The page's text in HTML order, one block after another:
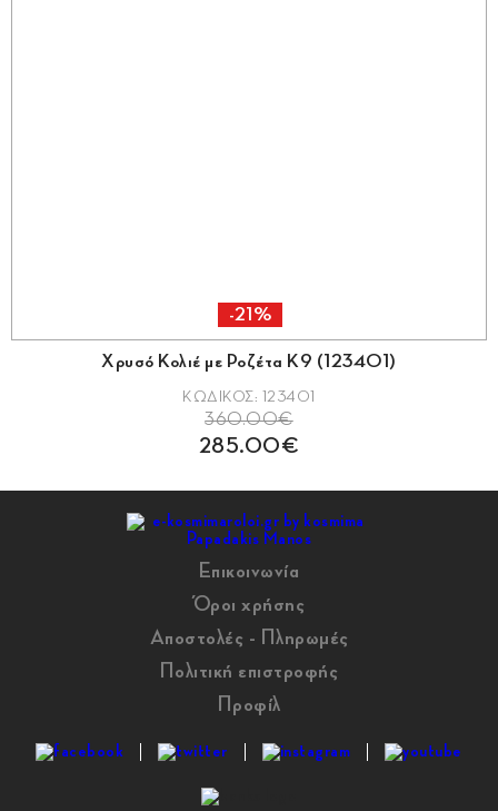
-21%
Χρυσό Κολιέ με Ροζέτα Κ9 (123401)
ΚΩΔΙΚΟΣ: 123401
360.00€
285.00€
Επικοινωνία
Όροι χρήσης
Αποστολές - Πληρωμές
Πολιτική επιστροφής
Προφίλ